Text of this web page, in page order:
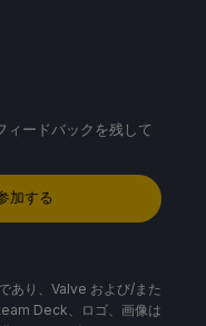
ィードバックを残して
加する
あり、Valve および/また
Deck、ロゴ、画像は